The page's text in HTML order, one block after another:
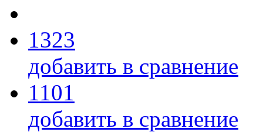
1323
добавить в сравнение
1101
добавить в сравнение